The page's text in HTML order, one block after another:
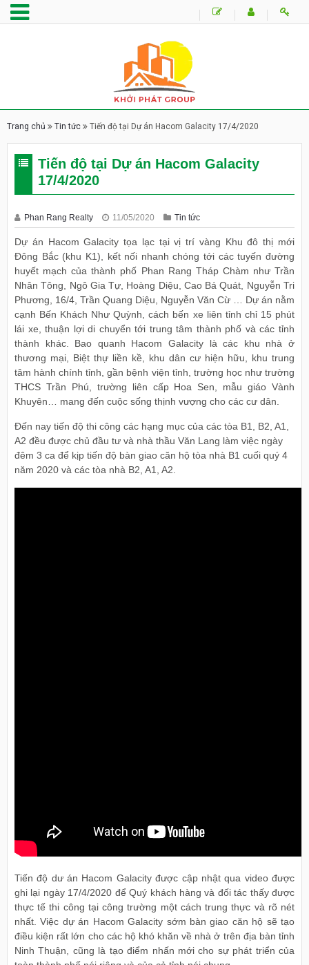
Trang chủ Tin tức Tiến độ tại Dự án Hacom Galacity 17/4/2020
Tiến độ tại Dự án Hacom Galacity
17/4/2020
Phan Rang Realty 11/05/2020 Tin tức
Dự án Hacom Galacity tọa lạc tại vị trí vàng Khu đô thị mới
Đông Bắc (khu K1), kết nối nhanh chóng tới các tuyến đường
huyết mạch của thành phố Phan Rang Tháp Chàm như Trần
Nhân Tông, Ngô Gia Tự, Hoàng Diệu, Cao Bá Quát, Nguyễn Tri
Phương, 16/4, Trần Quang Diệu, Nguyễn Văn Cừ … Dự án nằm
cạnh Bến Khách Như Quỳnh, cách bến xe liên tỉnh chỉ 15 phút
lái xe, thuận lợi di chuyển tới trung tâm thành phố và các tỉnh
thành khác. Bao quanh Hacom Galacity là các khu nhà ở
thương mại, Biệt thự liền kề, khu dân cư hiện hữu, khu trung
tâm hành chính tỉnh, gần bệnh viện tỉnh, trường học như trường
THCS Trần Phú, trường liên cấp Hoa Sen, mẫu giáo Vành
Khuyên… mang đến cuộc sống thịnh vượng cho các cư dân.
Đến nay tiến độ thi công các hạng mục của các tòa B1, B2, A1,
A2 đều được chủ đầu tư và nhà thầu Văn Lang làm việc ngày
đêm 3 ca để kịp tiến độ bàn giao căn hộ tòa nhà B1 cuối quý 4
năm 2020 và các tòa nhà B2, A1, A2.
Tiến độ dư án Hacom Galacity được cập nhật qua video được
ghi lại ngày 17/4/2020 để Quý khách hàng và đối tác thấy được
thực tế thi công tại công trường một cách trung thực và rõ nét
nhất. Việc dự án Hacom Galacity sớm bàn giao căn hộ sẽ tạo
điều kiện rất lớn cho các hộ khó khăn về nhà ở trên địa bàn tỉnh
Ninh Thuận, cũng là tạo điểm nhấn mới cho sự phát triển của